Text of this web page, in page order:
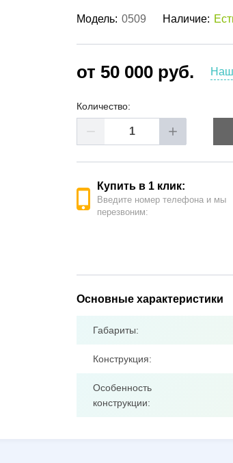
Модель: 0509 Наличие:
от 50 000 руб.
Количество:
Купить в 1 клик:
Введите номер телефона и мы
перезвоним:
Основные характеристики
Габариты:
Конструкция:
Особенность
конструкции: